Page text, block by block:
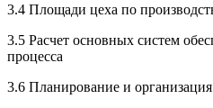
3.4 Площади цеха по
3.5 Расчет основных систем
процесса
3.6 Планирование и